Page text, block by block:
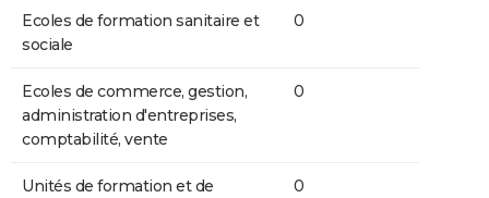
Ecoles de formation sanitaire et
sociale
0
Ecoles de commerce, gestion,
administration d'entreprises,
comptabilité, vente
0
Unités de formation et de
0